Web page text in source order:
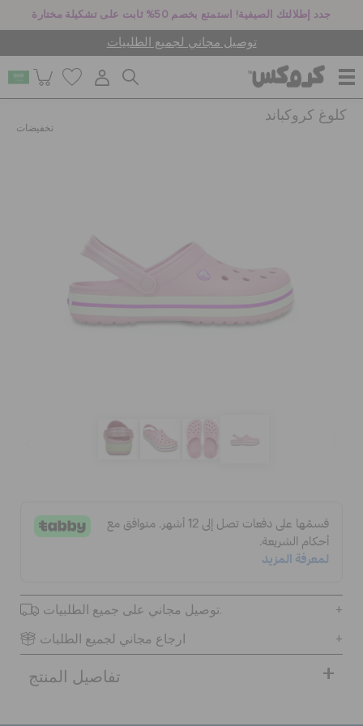
جدد إطلالتك الصيفية! استمتع بخصم 50% ثابت على تشكيلة مختارة
توصيل مجاني لجميع الطلبيات
للنساء
جيبيتز تشارمز
مميز
كلوغ كروكباند
تخفيضات
توصيل مجاني على جميع الطلبيات.
ارجاع مجاني لجميع الطلبات
تفاصيل المنتج